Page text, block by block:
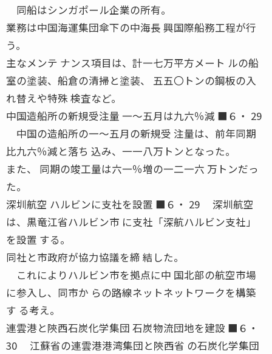
同船はシンガポール企業の所有。
業務は中国海運集団傘下の中海長 興国際船務工程が行
う。
主なメンテ ナンス項目は、計一七万平方メート ルの船
室の塗装、船倉の清掃と塗装、 五五〇トンの鋼板の入
れ替えや特殊 検査など。
中国造船所の新規受注量 一〜五月は九六％減 ■６・ 29
中国の造船所の一〜五月の新規受 注量は、前年同期
比九六％減と落ち 込み、一一八万トンとなった。
また、 同期の竣工量は六一％増の一二一六 万トンだっ
た。
深圳航空 ハルビンに支社を設置 ■６・ 29 深圳航空
は、黒竜江省ハルビン市 に支社「深航ハルビン支社」
を設置 する。
同社と市政府が協力協議を締 結した。
これによりハルビン市を拠点に中 国北部の航空市場
に参入し、同市か らの路線ネットネットワークを構築
す る考え。
連雲港と陝西石炭化学集団 石炭物流団地を建設 ■６・
30 江蘇省の連雲港港湾集団と陝西省 の石炭化学集団